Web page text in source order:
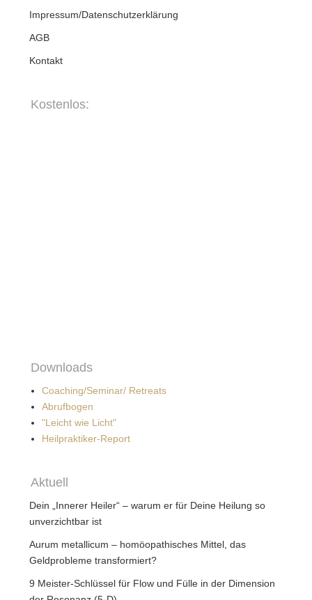
Impressum/Datenschutzerklärung
AGB
Kontakt
Kostenlos:
Downloads
Coaching/Seminar/ Retreats
Abrufbogen
"Leicht wie Licht"
Heilpraktiker-Report
Aktuell
Dein „Innerer Heiler“ – warum er für Deine Heilung so
unverzichtbar ist
Aurum metallicum – homöopathisches Mittel, das
Geldprobleme transformiert?
9 Meister-Schlüssel für Flow und Fülle in der Dimension